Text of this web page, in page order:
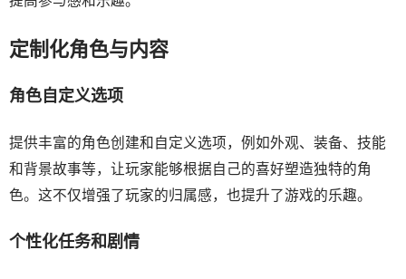
定制化角色与内容
角色自定义选项
提供丰富的角色创建和自定义选项，例如外观、装备、技能
和背景故事等，让玩家能够根据自己的喜好塑造独特的角
色。这不仅增强了玩家的归属感，也提升了游戏的乐趣。
个性化任务和剧情